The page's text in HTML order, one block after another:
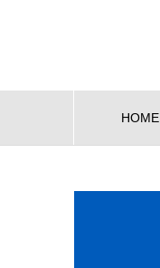
HOME